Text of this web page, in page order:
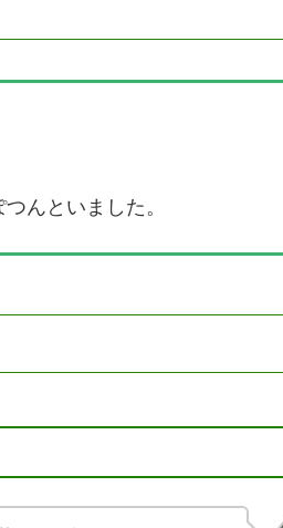
んといました。